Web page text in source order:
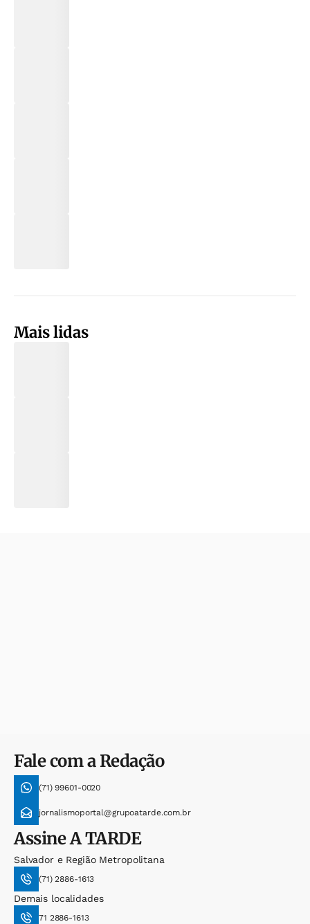
Mais lidas
Fale com a Redação
(71) 99601-0020
jornalismoportal@grupoatarde.com.br
AssineA TARDE
Salvador e Região Metropolitana
(71) 2886-1613
Demais localidades
71 2886-1613